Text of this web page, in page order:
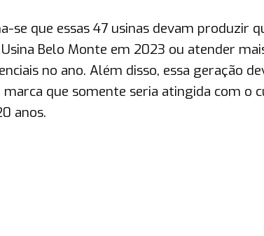
se que essas 47 usinas devam produzir
Belo Monte em 2023 ou atender
no ano. Além disso, essa geração
que somente seria atingida com o
anos.